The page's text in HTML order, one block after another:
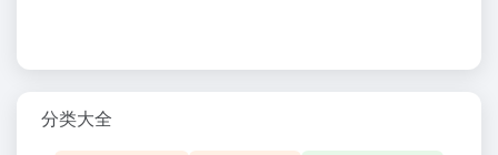
分类大全